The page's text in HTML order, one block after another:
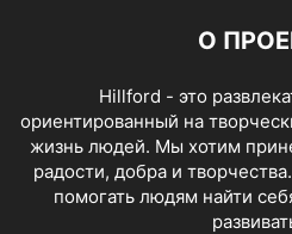
О
Hillford - это
ориентированный на
жизнь людей. Мы хотим
радости, добра и
помогать людям найти